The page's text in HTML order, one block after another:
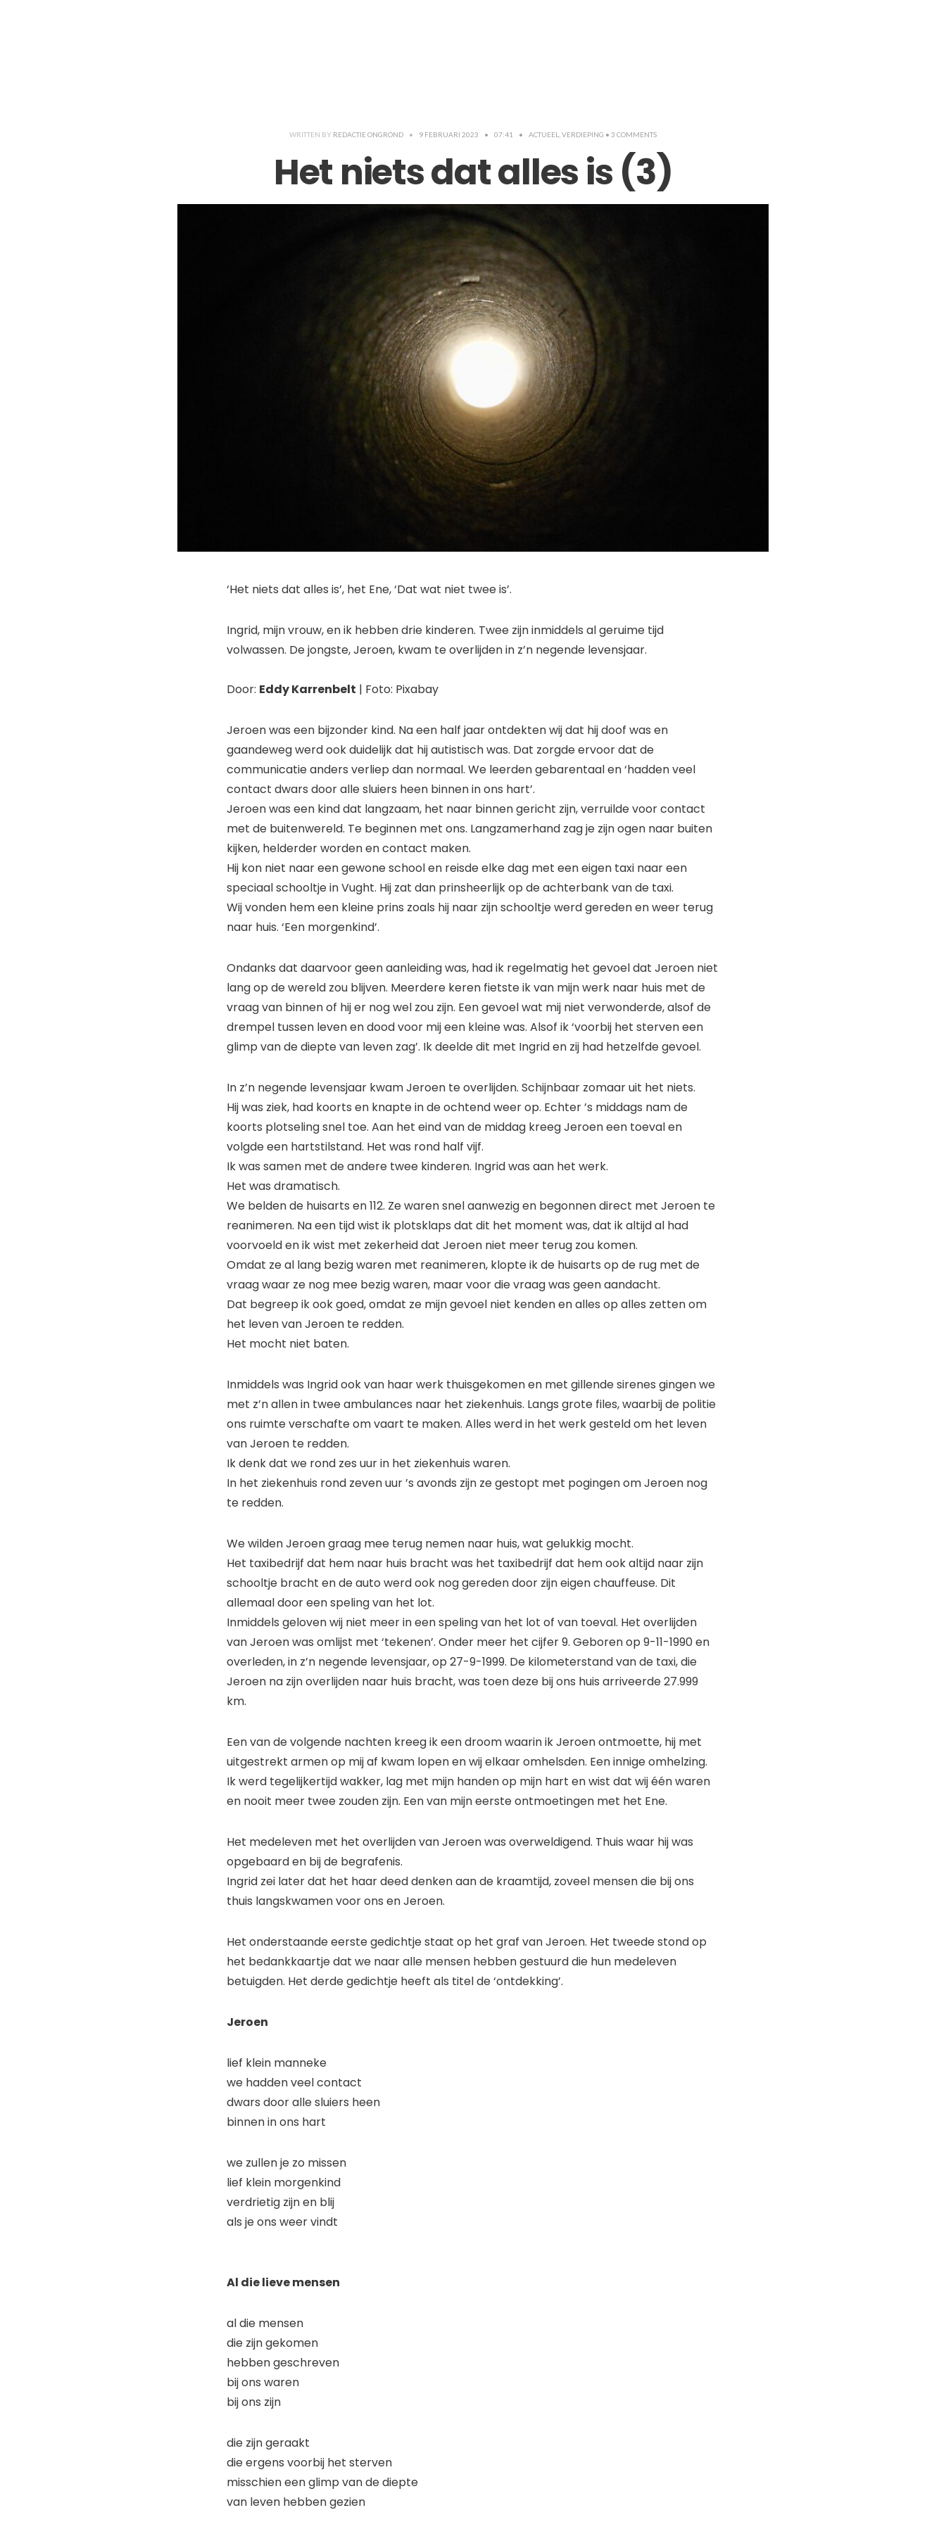
WRITTEN BY REDACTIE ONGROND • 9 FEBRUARI 2023 • 07:41 • ACTUEEL VERDIEPING • 3 COMMENTS
Het niets dat alles is (3)
‘Het niets dat alles is’, het Ene, ‘Dat wat niet twee is’.
Ingrid, mijn vrouw, en ik hebben drie kinderen. Twee zijn inmiddels al geruime tijd
volwassen. De jongste, Jeroen, kwam te overlijden in z’n negende levensjaar.
Door: Eddy Karrenbelt | Foto: Pixabay
Jeroen was een bijzonder kind. Na een half jaar ontdekten wij dat hij doof was en
gaandeweg werd ook duidelijk dat hij autistisch was. Dat zorgde ervoor dat de
communicatie anders verliep dan normaal. We leerden gebarentaal en ‘hadden veel
contact dwars door alle sluiers heen binnen in ons hart’.
Jeroen was een kind dat langzaam, het naar binnen gericht zijn, verruilde voor contact
met de buitenwereld. Te beginnen met ons. Langzamerhand zag je zijn ogen naar buiten
kijken, helderder worden en contact maken.
Hij kon niet naar een gewone school en reisde elke dag met een eigen taxi naar een
speciaal schooltje in Vught. Hij zat dan prinsheerlijk op de achterbank van de taxi.
Wij vonden hem een kleine prins zoals hij naar zijn schooltje werd gereden en weer terug
naar huis. ‘Een morgenkind’.
Ondanks dat daarvoor geen aanleiding was, had ik regelmatig het gevoel dat Jeroen niet
lang op de wereld zou blijven. Meerdere keren fietste ik van mijn werk naar huis met de
vraag van binnen of hij er nog wel zou zijn. Een gevoel wat mij niet verwonderde, alsof de
drempel tussen leven en dood voor mij een kleine was. Alsof ik ‘voorbij het sterven een
glimp van de diepte van leven zag’. Ik deelde dit met Ingrid en zij had hetzelfde gevoel.
In z’n negende levensjaar kwam Jeroen te overlijden. Schijnbaar zomaar uit het niets.
Hij was ziek, had koorts en knapte in de ochtend weer op. Echter ’s middags nam de
koorts plotseling snel toe. Aan het eind van de middag kreeg Jeroen een toeval en
volgde een hartstilstand. Het was rond half vijf.
Ik was samen met de andere twee kinderen. Ingrid was aan het werk.
Het was dramatisch.
We belden de huisarts en 112. Ze waren snel aanwezig en begonnen direct met Jeroen te
reanimeren. Na een tijd wist ik plotsklaps dat dit het moment was, dat ik altijd al had
voorvoeld en ik wist met zekerheid dat Jeroen niet meer terug zou komen.
Omdat ze al lang bezig waren met reanimeren, klopte ik de huisarts op de rug met de
vraag waar ze nog mee bezig waren, maar voor die vraag was geen aandacht.
Dat begreep ik ook goed, omdat ze mijn gevoel niet kenden en alles op alles zetten om
het leven van Jeroen te redden.
Het mocht niet baten.
Inmiddels was Ingrid ook van haar werk thuisgekomen en met gillende sirenes gingen we
met z’n allen in twee ambulances naar het ziekenhuis. Langs grote files, waarbij de politie
ons ruimte verschafte om vaart te maken. Alles werd in het werk gesteld om het leven
van Jeroen te redden.
Ik denk dat we rond zes uur in het ziekenhuis waren.
In het ziekenhuis rond zeven uur ’s avonds zijn ze gestopt met pogingen om Jeroen nog
te redden.
We wilden Jeroen graag mee terug nemen naar huis, wat gelukkig mocht.
Het taxibedrijf dat hem naar huis bracht was het taxibedrijf dat hem ook altijd naar zijn
schooltje bracht en de auto werd ook nog gereden door zijn eigen chauffeuse. Dit
allemaal door een speling van het lot.
Inmiddels geloven wij niet meer in een speling van het lot of van toeval. Het overlijden
van Jeroen was omlijst met ‘tekenen’. Onder meer het cijfer 9. Geboren op 9-11-1990 en
overleden, in z’n negende levensjaar, op 27-9-1999. De kilometerstand van de taxi, die
Jeroen na zijn overlijden naar huis bracht, was toen deze bij ons huis arriveerde 27.999
km.
Een van de volgende nachten kreeg ik een droom waarin ik Jeroen ontmoette, hij met
uitgestrekt armen op mij af kwam lopen en wij elkaar omhelsden. Een innige omhelzing.
Ik werd tegelijkertijd wakker, lag met mijn handen op mijn hart en wist dat wij één waren
en nooit meer twee zouden zijn. Een van mijn eerste ontmoetingen met het Ene.
Het medeleven met het overlijden van Jeroen was overweldigend. Thuis waar hij was
opgebaard en bij de begrafenis.
Ingrid zei later dat het haar deed denken aan de kraamtijd, zoveel mensen die bij ons
thuis langskwamen voor ons en Jeroen.
Het onderstaande eerste gedichtje staat op het graf van Jeroen. Het tweede stond op
het bedankkaartje dat we naar alle mensen hebben gestuurd die hun medeleven
betuigden. Het derde gedichtje heeft als titel de ‘ontdekking’.
Jeroen
lief klein manneke
we hadden veel contact
dwars door alle sluiers heen
binnen in ons hart
we zullen je zo missen
lief klein morgenkind
verdrietig zijn en blij
als je ons weer vindt
Al die lieve mensen
al die mensen
die zijn gekomen
hebben geschreven
bij ons waren
bij ons zijn
die zijn geraakt
die ergens voorbij het sterven
misschien een glimp van de diepte
van leven hebben gezien